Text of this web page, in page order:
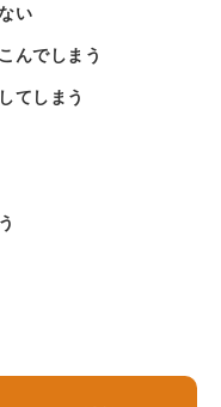
い
んでしまう
てしまう